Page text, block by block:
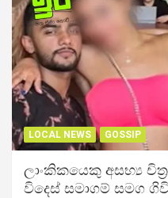
LOCAL NEWS GOSSIP
ලාංකිකයෙකු අසභ්‍ය
විදෙස් සමාගම් සමග